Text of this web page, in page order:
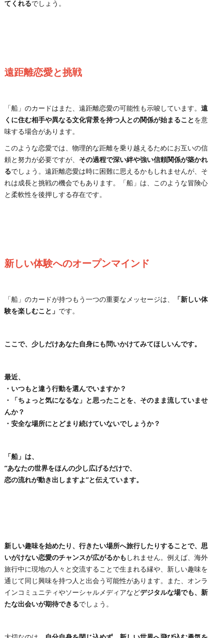
てくれるでしょう。
遠距離恋愛と挑戦
「船」のカードはまた、遠距離恋愛の可能性も示唆しています。 遠
くに住む相手や異なる文化背景を持つ人との関係が始まることを意
味する場合があります。
このような恋愛では、物理的な距離を乗り越えるためにお互いの信
頼と努力が必要ですが、 その過程で深い絆や強い信頼関係が築かれ
るでしょう。遠距離恋愛は時に困難に思えるかもしれませんが、そ
れは成長と挑戦の機会でもあります。「船」は、このような冒険心
と柔軟性を後押しする存在です。
新しい体験へのオープンマインド
「船」のカードが持つもう一つの重要なメッセージは、
「新しい体
験を楽しむこと」 です。
ここで、少しだけあなた自身にも問いかけてみてほしいんです。
最近、
・いつもと違う行動を選んでいますか？
・「ちょっと気になるな」と思ったことを、そのまま流していませ
んか？
・安全な場所にとどまり続けていないでしょうか？
「船」は、
“あなたの世界をほんの少し広げるだけで、
恋の流れが動き出しますよ”と伝えています。
新しい趣味を始めたり、行きたい場所へ旅行したりすることで、思
いがけない恋愛のチャンスが広がるかも しれません。例えば、海外
旅行中に現地の人々と交流することで生まれる縁や、新しい趣味を
通じて同じ興味を持つ人と出会う可能性があります。また、オンラ
インコミュニティやソーシャルメディアなどデジタルな場でも、新
たな出会いが期待できるでしょう。